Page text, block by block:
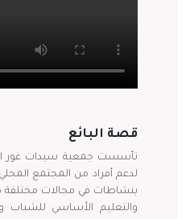
قصة البائع
لدعم أفراد من المجتمع
بنشاطات في مجالات مختلفة
والتعليم الأساسي للشباب